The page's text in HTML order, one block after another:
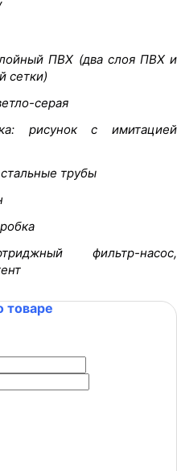
ПВХ (два слоя ПВХ и
сетки)
серая
рисунок с имитацией
трубы
фильтр-насос,
товаре